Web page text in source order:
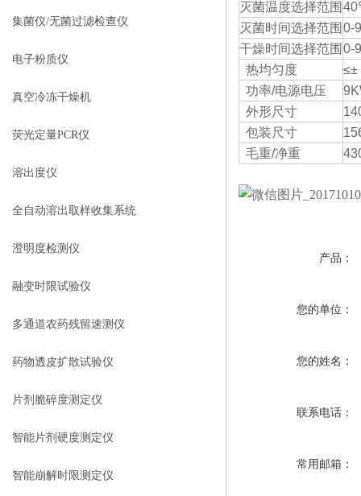
集菌仪/无菌过滤检查仪
电子粉质仪
真空冷冻干燥机
荧光定量PCR仪
溶出度仪
全自动溶出取样收集系统
澄明度检测仪
融变时限试验仪
多通道农药残留速测仪
药物透皮扩散试验仪
片剂脆碎度测定仪
智能片剂硬度测定仪
智能崩解时限测定仪
灭菌温度选择范围
灭菌时间选择范围 0-
干燥时间选择范围 0-
热均匀度
功率/电源电压
外形尺寸
包装尺寸
毛重/净重
产品：
您的单位：
您的姓名：
联系电话：
常用邮箱：